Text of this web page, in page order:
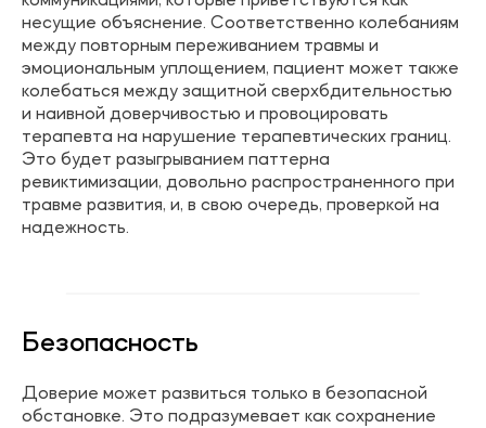
несущие объяснение. Соответственно колебаниям
между повторным переживанием травмы и
эмоциональным уплощением, пациент может также
колебаться между защитной сверхбдительностью
и наивной доверчивостью и провоцировать
терапевта на нарушение терапевтических границ.
Это будет разыгрыванием паттерна
ревиктимизации, довольно распространенного при
травме развития, и, в свою очередь, проверкой на
надежность.
Безопасность
Доверие может развиться только в безопасной
обстановке. Это подразумевает как сохранение